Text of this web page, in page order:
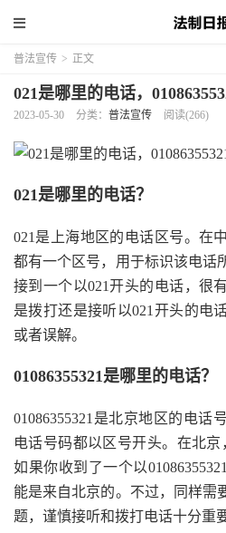
普法宣传 > 正文
021是哪里的电话，
2023-05-30 分类： 普法宣传 阅读(266)
021是哪里的电话？
021是上海地区的电话区号。在
都有一个区号，用于标识该电话
接到一个以021开头的电话，很
是拨打还是接听以021开头的电
或者误解。
01086355321是哪里的电话？
01086355321是北京地区的电话
电话号码都以区号开头。在北京
如果你收到了一个以
能是来自北京的。不过，同样需
题，谨慎接听和拨打电话十分重要